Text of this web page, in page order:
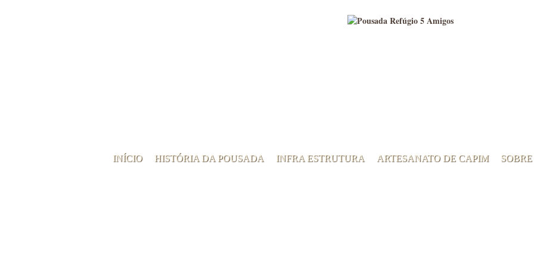
INÍCIO HISTÓRIA DA POUSADA INFRA ESTRUTURA ARTESANATO DE CAPIM